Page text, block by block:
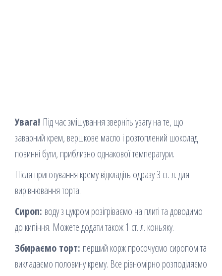
Увага! Під час змішування зверніть увагу на те, що
заварний крем, вершкове масло і розтоплений шоколад
повинні бути, приблизно однакової температури.
Після приготування крему відкладіть одразу 3 ст. л. для
вирівнювання торта.
Сироп: воду з цукром розігріваємо на плиті та доводимо
до кипіння. Можете додати також 1 ст. л. коньяку.
Збираємо торт: перший корж просочуємо сиропом та
викладаємо половину крему. Все рівномірно розподіляємо